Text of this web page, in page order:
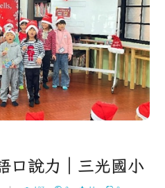
口說力｜三光國小